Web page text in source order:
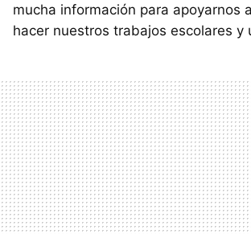
mucha información para apoyarnos
hacer nuestros trabajos escolares y